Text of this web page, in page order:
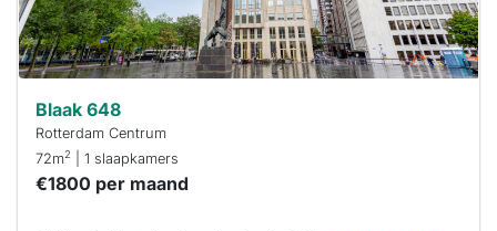
Blaak 648
Rotterdam Centrum
72m2 | 1 slaapkamers
€1800 per maand